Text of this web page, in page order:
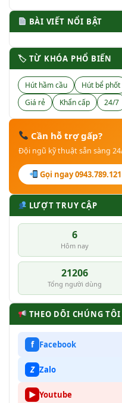
BÀI VIẾT NỔI BẬT
🏷 TỪ KHÓA PHỔ BIẾN
Hút hầm cầu Hút bể phốt
Giá rẻ
Khẩn cấp 24/7
Cần hỗ trợ gấp?
Đội ngũ kỹ thuật sẵn sàng
Gọi ngay 0943.789.121
LƯỢT TRUY CẬP
6
Hôm nay
21206
Tổng người dùng
THEO DÕI CHÚNG TÔI
f Facebook
Z Zalo
▶ Youtube